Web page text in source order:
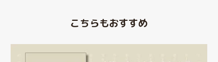
こちらもおすすめ